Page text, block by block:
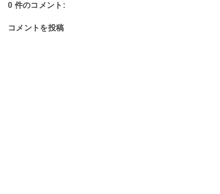
0 件のコメント:
コメントを投稿